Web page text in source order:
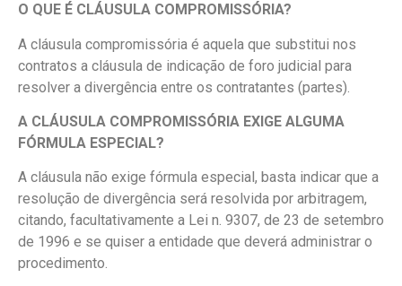
O QUE É CLÁUSULA COMPROMISSÓRIA?
A cláusula compromissória é aquela que substitui nos
contratos a cláusula de indicação de foro judicial para
resolver a divergência entre os contratantes (partes).
A CLÁUSULA COMPROMISSÓRIA EXIGE ALGUMA
FÓRMULA ESPECIAL?
A cláusula não exige fórmula especial, basta indicar que a
resolução de divergência será resolvida por arbitragem,
citando, facultativamente a Lei n. 9307, de 23 de setembro
de 1996 e se quiser a entidade que deverá administrar o
procedimento.